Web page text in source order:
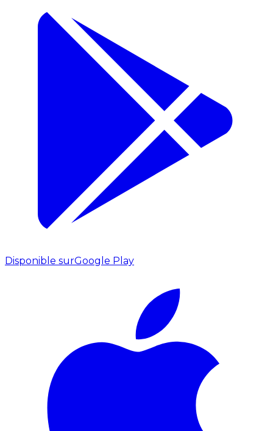
Disponible surGoogle Play